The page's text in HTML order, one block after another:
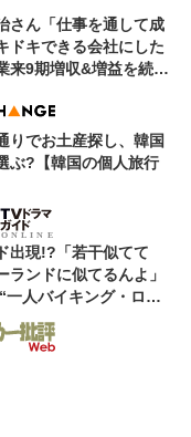
さん「仕事を通して成
ドキできる会社にした
来9期増収&増益を続け
りでお土産探し、韓国
ぶ?【韓国の個人旅行
出現!?「若干似てて
ンドに似てるんよ」
人バイキング・ロ
もらった」